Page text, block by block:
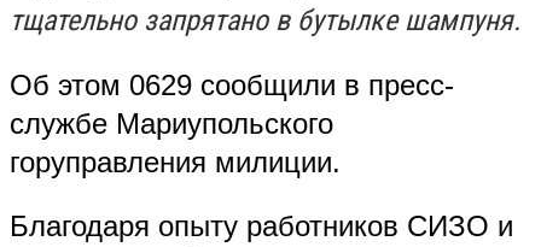
тщательно запрятано в бутылке шампуня.
Об этом 0629 сообщили в пресс-
службе Мариупольского
горуправления милиции.
Благодаря опыту работников СИЗО и